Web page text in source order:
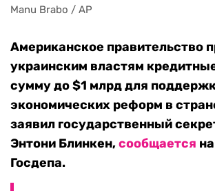
Manu Brabo / AP
Американское правительство
украинским властям
сумму до $1 млрд для
экономических реформ в
заявил государственный
Энтони Блинкен,сообщается
Госдепа.